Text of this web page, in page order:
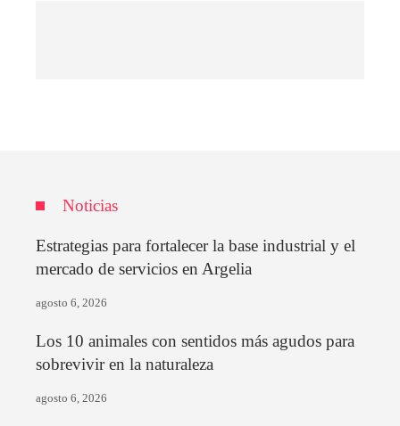
Noticias
Estrategias para fortalecer la base industrial y el
mercado de servicios en Argelia
agosto 6, 2026
Los 10 animales con sentidos más agudos para
sobrevivir en la naturaleza
agosto 6, 2026